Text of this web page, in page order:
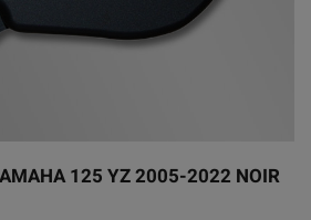
125 YZ 2005-2022 NOIR